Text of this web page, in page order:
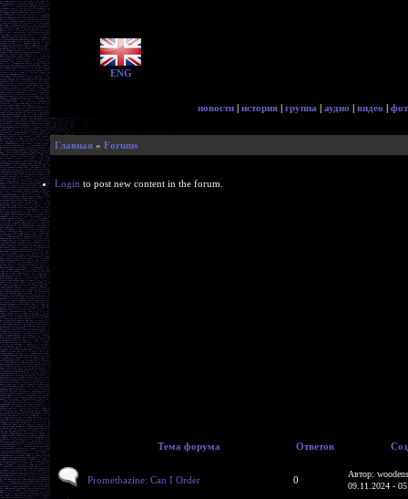
ENG
новости | история | группа | аудио | видео |
Главная » Forums
Login to post new content in the forum.
Тема форума Ответов
Promethazine: Can I Order 0
Автор:
09.11.2024 -